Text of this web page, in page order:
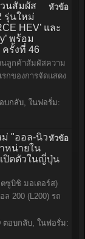
หัวข้อ
วนสัมผัส
รุ่นใหม่
HEV’ และ
พร้อม
รั้งที่ 46
นลูกค้าสัมผัสความ
กของการจัดแสดง
บกลับ, ในฟอรั่ม:
หัวข้อ
ม่ "ออล-นิว
หน่ายใน
ปิดตัวในญี่ปุ่น
ซูบิชิ มอเตอร์ส)
200 (L200) รถ
ตอบกลับ, ในฟอรั่ม: